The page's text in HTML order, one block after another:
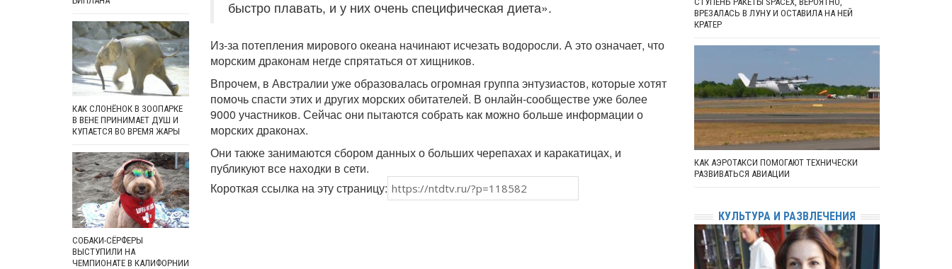
быстро плавать, и у них очень специфическая диета».
Из-за потепления мирового океана начинают исчезать водоросли. А это означает, что
морским драконам негде спрятаться от хищников.
Впрочем, в Австралии уже образовалась огромная группа энтузиастов, которые хотят
помочь спасти этих и других морских обитателей. В онлайн-сообществе уже более
9000 участников. Сейчас они пытаются собрать как можно больше информации о
морских драконах.
Они также занимаются сбором данных о больших черепахах и каракатицах, и
публикуют все находки в сети.
Короткая ссылка на эту страницу:
КАК СЛОНЁНОК В ЗООПАРКЕ
В ВЕНЕ ПРИНИМАЕТ ДУШ И
КУПАЕТСЯ ВО ВРЕМЯ ЖАРЫ
СОБАКИ-СЁРФЕРЫ
ВЫСТУПИЛИ НА
ЧЕМПИОНАТЕ В КАЛИФОРНИИ
ВРЕЗАЛАСЬ В ЛУНУ И ОСТАВИЛА НА НЕЙ
КРАТЕР
КАК АЭРОТАКСИ ПОМОГАЮТ ТЕХНИЧЕСКИ
РАЗВИВАТЬСЯ АВИАЦИИ
КУЛЬТУРА И РАЗВЛЕЧЕНИЯ